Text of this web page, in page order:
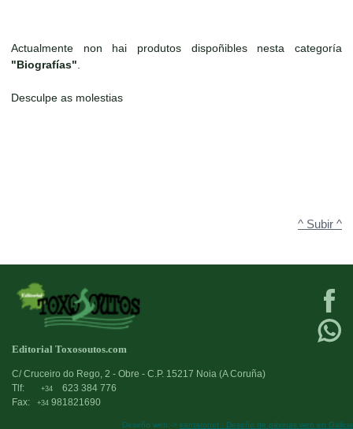
Actualmente non hai produtos dispoñibles nesta categoría
"Biografías"
Desculpe as molestias
^ Subir ^
Editorial Toxosoutos.com
C/ Cruceiro do Rego, 2 - Obre - C.P. 15217 Noia (A Coruña)
Tlf:
+34
623 384 776
Fax:
+34 981821690
Deseño web:-> kantaronet - Deseño de páxinas web en Galicia